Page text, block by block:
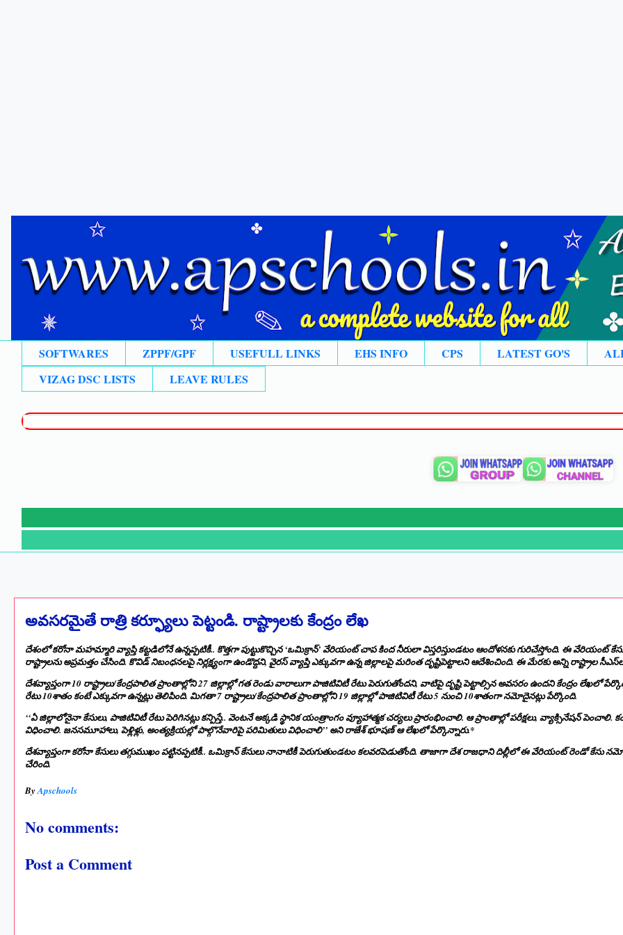
SOFTWARES ZPPF/GPF USEFULL LINKS EHS INFO CPS LATEST GO'S
VIZAG DSC LISTS
LEAVE RULES
అవసరమైతే రాత్రి కర్ఫ్యూలు పెట్టండి. రాష్ట్రాలకు కేంద్రం లేఖ
దేశంలో కరోనా మహమ్మారి వ్యాప్తి కట్టడిలోనే ఉన్నప్పటికీ.. కొత్తగా పుట్టుకొచ్చిన ‘ఒమిక్రాన్‌’ వేరియంట్ చాప కింద నీరులా విస్తరిస్తుండటం ఆందోళనకు గురిచేస్తోంది. ఈ వేరియంట్‌
రాష్ట్రాలను అప్రమత్తం చేసింది. కొవిడ్‌ నిబంధనలపై నిర్లక్ష్యంగా ఉండొద్దని, వైరస్‌ వ్యాప్తి ఎక్కువగా ఉన్న జిల్లాలపై మరింత దృష్టిపెట్టాలని ఆదేశించింది. ఈ మేరకు అన్ని రాష్ట్రాల
దేశవ్యాప్తంగా 10 రాష్ట్రాలు/కేంద్రపాలిత ప్రాంతాల్లోని 27 జిల్లాల్లో గత రెండు వారాలుగా పాజిటివిటీ రేటు పెరుగుతోందని, వాటిపై దృష్టి పెట్టాల్సిన అవసరం ఉందని కేంద్రం లేఖలో
రేటు 10శాతం కంటే ఎక్కువగా ఉన్నట్లు తెలిపింది. మిగతా 7 రాష్ట్రాలు/కేంద్రపాలిత ప్రాంతాల్లోని 19 జిల్లాల్లో పాజిటివిటీ రేటు 5 నుంచి 10శాతంగా నమోదైనట్లు పేర్కొంది.
‘‘ఏ జిల్లాలోనైనా కేసులు, పాజిటివిటీ రేటు పెరిగినట్లు కన్పిస్తే.. వెంటనే అక్కడి స్థానిక యంత్రాంగం వ్యూహాత్మక చర్యలు ప్రారంభించాలి. ఆ ప్రాంతాల్లో పరీక్షలు, వ్యాక్సినేషన్‌
విధించాలి. జనసమూహాలు, పెళ్లిళ్లు, అంత్యక్రియల్లో పాల్గొనేవారిపై పరిమితులు విధించాలి’’ అని రాజేశ్ భూషణ్‌ ఆ లేఖలో పేర్కొన్నారు.*
దేశవ్యాప్తంగా కరోనా కేసులు తగ్గుముఖం పట్టినప్పటికీ.. ఒమిక్రాన్‌ కేసులు నానాటికీ పెరుగుతుండటం కలవరపెడుతోంది. తాజాగా దేశ రాజధాని దిల్లీలో ఈ వేరియంట్‌ రెండో కేసు
చేరింది.
ByApschools
No comments:
Post a Comment